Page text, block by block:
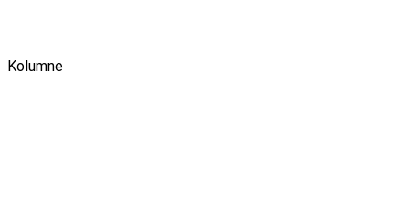
Kolumne